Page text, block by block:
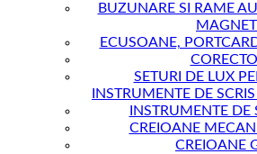
BUZUNARE SI RAME
ECUSOANE,
SETURI DE LUX
INSTRUMENTE DE
INSTRUMENTE DE
CREIOANE
CREIOANE